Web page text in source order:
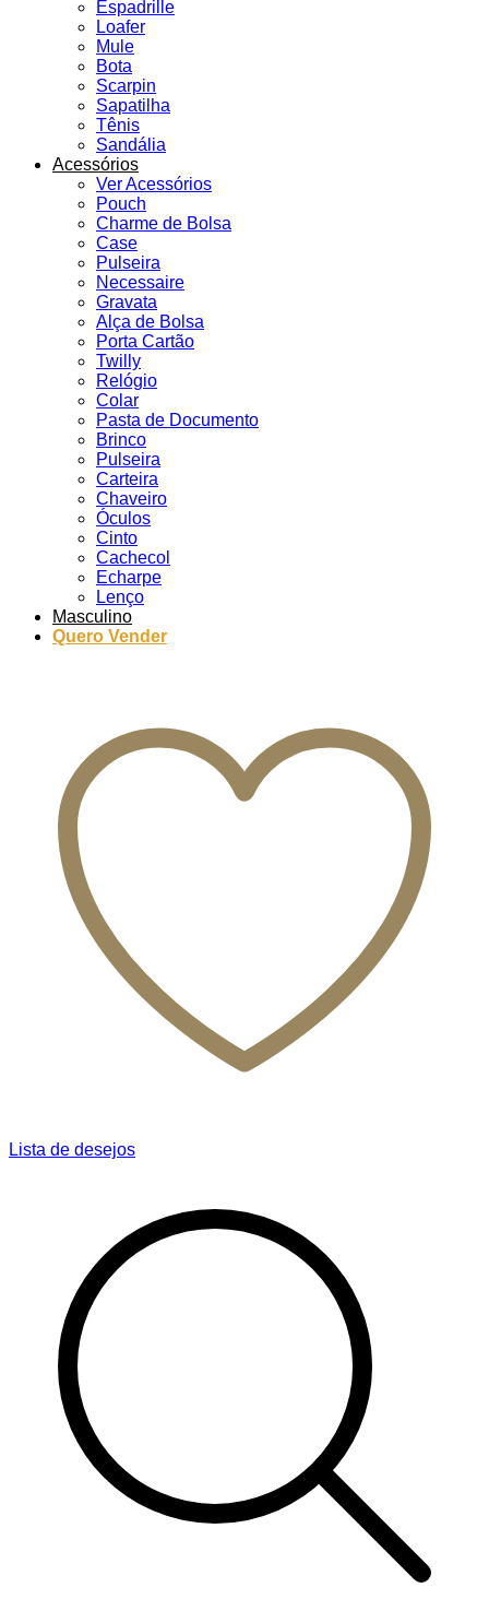
Espadrille
Loafer
Mule
Bota
Scarpin
Sapatilha
Tênis
Sandália
Acessórios
Ver Acessórios
Pouch
Charme de Bolsa
Case
Pulseira
Necessaire
Gravata
Alça de Bolsa
Porta Cartão
Twilly
Relógio
Colar
Pasta de Documento
Brinco
Pulseira
Carteira
Chaveiro
Óculos
Cinto
Cachecol
Echarpe
Lenço
Masculino
Quero Vender
Lista de desejos